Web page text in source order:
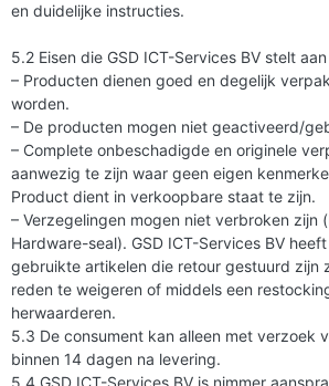
en duidelijke instructies.
5.2 Eisen die GSD ICT-Services BV stelt
– Producten dienen goed en degelijk
worden.
– De producten mogen niet geactiveerd/
– Complete onbeschadigde en originele
aanwezig te zijn waar geen eigen
Product dient in verkoopbare staat te zijn.
– Verzegelingen mogen niet verbroken zijn
Hardware-seal). GSD ICT-Services BV
gebruikte artikelen die retour gestuurd zijn
reden te weigeren of middels een
herwaarderen.
5.3 De consument kan alleen met verzoek
binnen 14 dagen na levering.